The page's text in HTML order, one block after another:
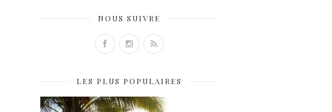
NOUS SUIVRE
LES PLUS POPULAIRES